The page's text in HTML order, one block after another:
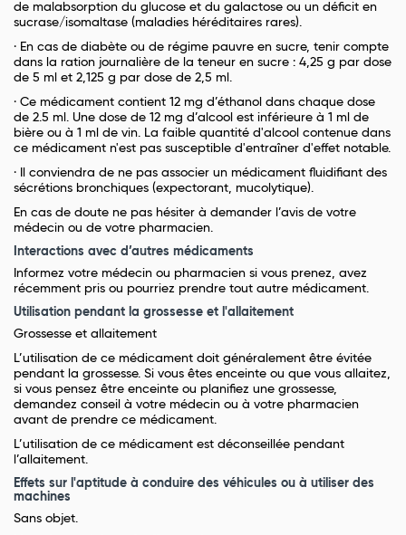
de malabsorption du glucose et du galactose ou un déficit en
sucrase/isomaltase (maladies héréditaires rares).
· En cas de diabète ou de régime pauvre en sucre, tenir compte
dans la ration journalière de la teneur en sucre : 4,25 g par dose
de 5 ml et 2,125 g par dose de 2,5 ml.
· Ce médicament contient 12 mg d’éthanol dans chaque dose
de 2.5 ml. Une dose de 12 mg d’alcool est inférieure à 1 ml de
bière ou à 1 ml de vin. La faible quantité d'alcool contenue dans
ce médicament n'est pas susceptible d'entraîner d'effet notable.
· Il conviendra de ne pas associer un médicament fluidifiant des
sécrétions bronchiques (expectorant, mucolytique).
En cas de doute ne pas hésiter à demander l’avis de votre
médecin ou de votre pharmacien.
Interactions avec d’autres médicaments
Informez votre médecin ou pharmacien si vous prenez, avez
récemment pris ou pourriez prendre tout autre médicament.
Utilisation pendant la grossesse et l'allaitement
Grossesse et allaitement
L’utilisation de ce médicament doit généralement être évitée
pendant la grossesse. Si vous êtes enceinte ou que vous allaitez,
si vous pensez être enceinte ou planifiez une grossesse,
demandez conseil à votre médecin ou à votre pharmacien
avant de prendre ce médicament.
L’utilisation de ce médicament est déconseillée pendant
l’allaitement.
Effets sur l'aptitude à conduire des véhicules ou à utiliser des
machines
Sans objet.